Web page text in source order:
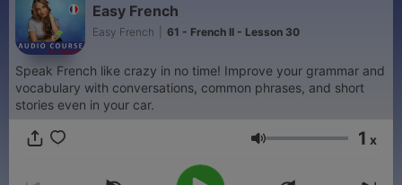
Easy French
Easy French 61 - French II - Lesson 30
Speak French like crazy in no time! Improve your grammar and
vocabulary with conversations, common phrases, and short
stories even in your car.
Volym 1 x